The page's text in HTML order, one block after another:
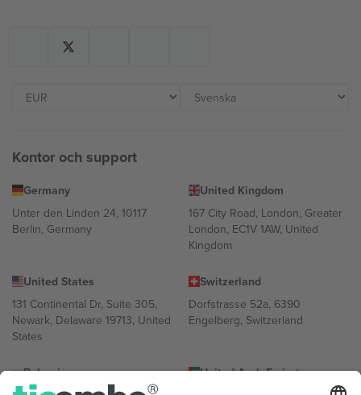
Kontor och support
Germany
Unter den Linden 24, 10117
Berlin, Germany
United Kingdom
167 City Road, London, Greater
London, EC1V 1AW, United
Kingdom
United States
131 Continental Dr, Suite 305,
Newark, Delaware 19713, United
States
Switzerland
Dorfstrasse 52a, 6390
Engelberg, Switzerland
Bulgaria
United Arab Emirates